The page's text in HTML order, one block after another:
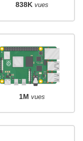
838K vues
1M vues